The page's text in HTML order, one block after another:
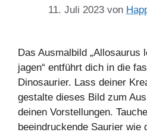
11. Juli 2023 von
Das Ausmalbild „Allosaurus
jagen“ entführt dich in die
Dinosaurier. Lass deiner
gestalte dieses Bild zum
deinen Vorstellungen.
beeindruckende Saurier wie